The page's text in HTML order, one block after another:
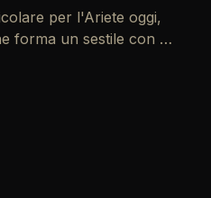
forma un sestile con la
sociali, rendendo il